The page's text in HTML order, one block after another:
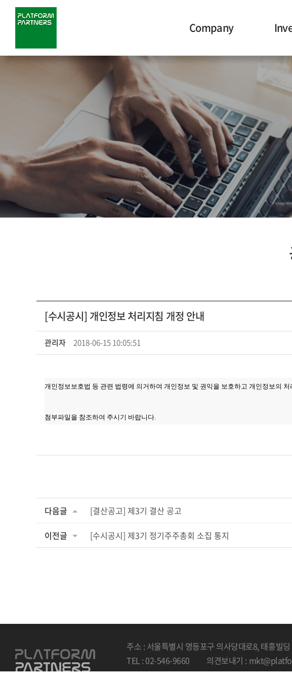
Company
[수시공시] 개인정보 처리지침 개정 안내
관리자 2018-06-15 10:05:51
개인정보보호법 등 관련 법령에 의거하여 개인정보 및 권익을 보호하고 개인정보의 처
첨부파일을 참조하여 주시기 바랍니다.
다음글 [결산공고] 제3기 결산 공고
이전글 [수시공시] 제3기 정기주주총회 소집 통지
주소 : 서울특별시 영등포구 의사당대로8, 태흥빌
TEL : 02-546-9660
의견보내기 :
Copyright by 2022 Platform partners . All Rights